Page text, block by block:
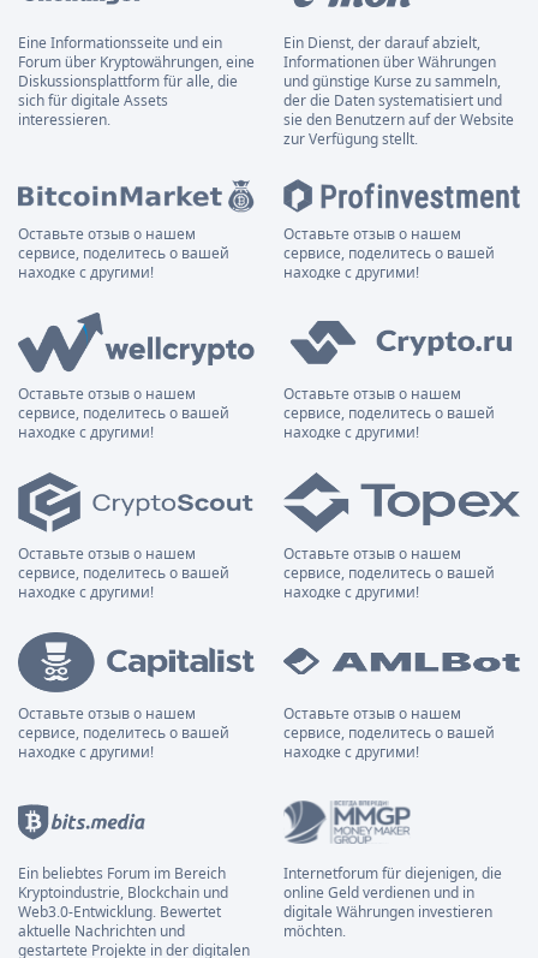
Eine Informationsseite und ein
Forum über Kryptowährungen, eine
Diskussionsplattform für alle, die
sich für digitale Assets
interessieren.
Ein Dienst, der darauf abzielt,
Informationen über Währungen
und günstige Kurse zu sammeln,
der die Daten systematisiert und
sie den Benutzern auf der Website
zur Verfügung stellt.
Оставьте отзыв о нашем
сервисе, поделитесь о вашей
находке с другими!
Оставьте отзыв о нашем
сервисе, поделитесь о вашей
находке с другими!
Оставьте отзыв о нашем
сервисе, поделитесь о вашей
находке с другими!
Оставьте отзыв о нашем
сервисе, поделитесь о вашей
находке с другими!
Оставьте отзыв о нашем
сервисе, поделитесь о вашей
находке с другими!
Оставьте отзыв о нашем
сервисе, поделитесь о вашей
находке с другими!
Оставьте отзыв о нашем
сервисе, поделитесь о вашей
находке с другими!
Оставьте отзыв о нашем
сервисе, поделитесь о вашей
находке с другими!
Ein beliebtes Forum im Bereich
Kryptoindustrie, Blockchain und
Web3.0-Entwicklung. Bewertet
aktuelle Nachrichten und
gestartete Projekte in der digitalen
Internetforum für diejenigen, die
online Geld verdienen und in
digitale Währungen investieren
möchten.